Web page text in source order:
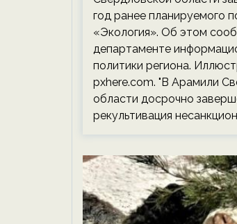
год ранее планируемого
«Экология». Об этом
департаменте
политики региона.
pxhere.com. "В Арамили
области досрочно
рекультивация